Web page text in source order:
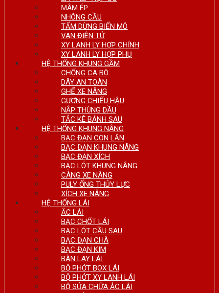
MÂM ÉP
NHÔNG CẦU
TẤM DỪNG BIẾN MÔ
VAN ĐIỆN TỬ
XY LANH LY HỢP CHÍNH
XY LANH LY HỢP PHỤ
HỆ THỐNG KHUNG GẦM
CHỐNG CA BÔ
DÂY AN TOÀN
GHẾ XE NÂNG
GƯƠNG CHIẾU HẬU
NẮP THÙNG DẦU
TẮC KÊ BÁNH SAU
HỆ THỐNG KHUNG NÂNG
BẠC ĐẠN CON LĂN
BẠC ĐẠN KHUNG NÂNG
BẠC ĐẠN XÍCH
BẠC LÓT KHUNG NÂNG
CÀNG XE NÂNG
PULY ỐNG THỦY LỰC
XÍCH XE NÂNG
HỆ THỐNG LÁI
ẮC LÁI
BẠC CHỐT LÁI
BẠC LÓT CẦU SAU
BẠC ĐẠN CHÀ
BẠC ĐẠN KIM
BÀN LAY LÁI
BỘ PHỚT BOX LÁI
BỘ PHỚT XY LANH LÁI
BỘ SỬA CHỮA ẮC LÁI